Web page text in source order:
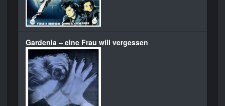
Gardenia – eine Frau will vergessen